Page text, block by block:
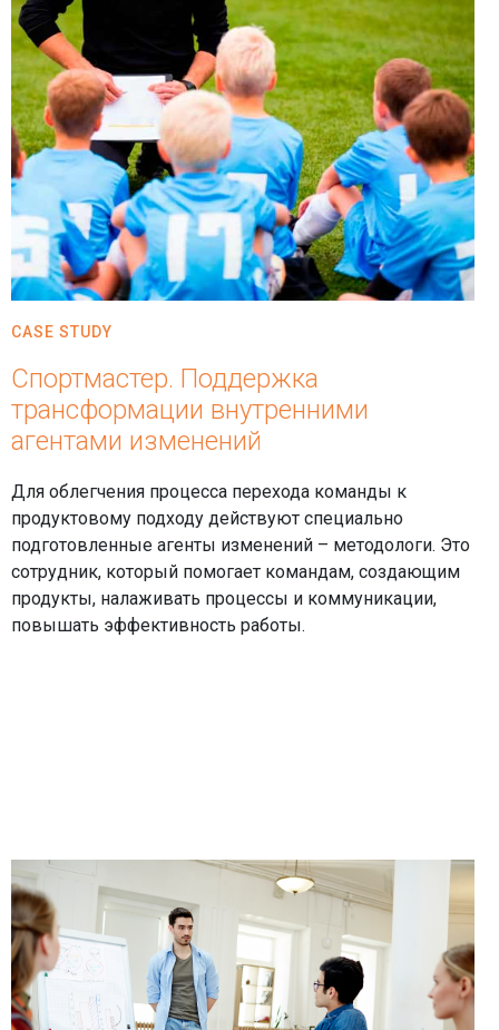
CASE STUDY
Спортмастер. Поддержка
трансформации внутренними
агентами изменений
Для облегчения процесса перехода команды к
продуктовому подходу действуют специально
подготовленные агенты изменений – методологи. Это
сотрудник, который помогает командам, создающим
продукты, налаживать процессы и коммуникации,
повышать эффективность работы.